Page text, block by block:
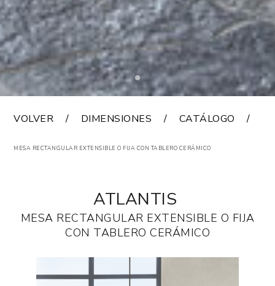
VOLVER DIMENSIONES CATÁLOGO
MESA RECTANGULAR EXTENSIBLE O FIJA CON TABLERO CERÁMICO
ATLANTIS
MESA RECTANGULAR EXTENSIBLE O FIJA
CON TABLERO CERÁMICO